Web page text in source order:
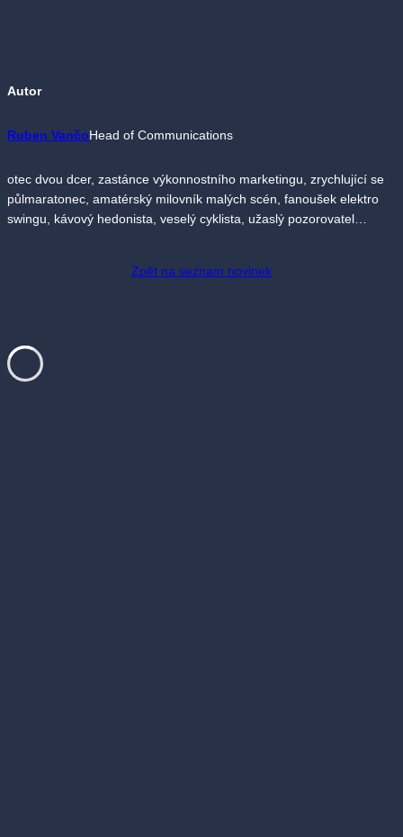
Autor
Ruben VančoHead of Communications
otec dvou dcer, zastánce výkonnostního marketingu, zrychlující se
půlmaratonec, amatérský milovník malých scén, fanoušek elektro
swingu, kávový hedonista, veselý cyklista, užaslý pozorovatel…
Zpět na seznam novinek